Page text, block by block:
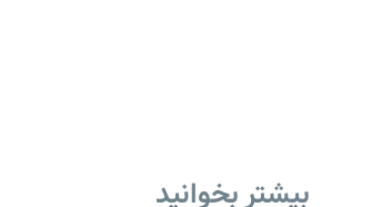
بیشتر بخوانید